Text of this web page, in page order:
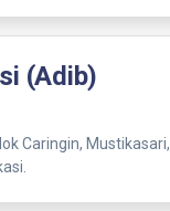
(Adib)
Caringin, Mustikasari,